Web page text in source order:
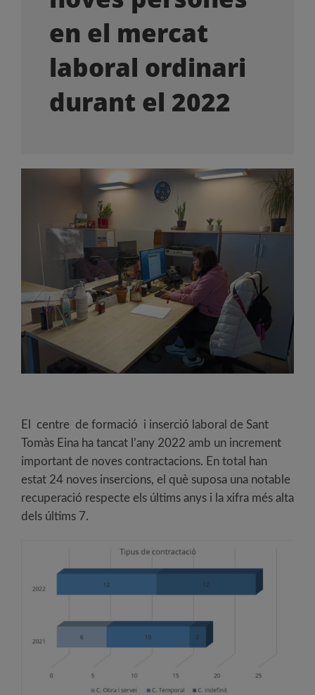
OFERTES LABORALS
LA BOTIGA
en el mercat
laboral ordinari
durant el 2022
El centre de formació i inserció laboral de Sant
Tomàs Eina ha tancat l’any 2022 amb un increment
important de noves contractacions. En total han
estat 24 noves insercions, el què suposa una notable
recuperació respecte els últims anys i la xifra més alta
dels últims 7.